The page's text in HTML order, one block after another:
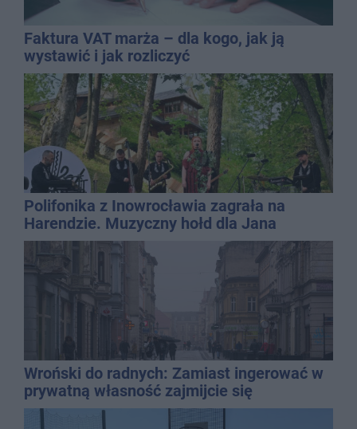
Faktura VAT marża – dla kogo, jak ją
wystawić i jak rozliczyć
Polifonika z Inowrocławia zagrała na
Harendzie. Muzyczny hołd dla Jana
Kasprowicza
Wroński do radnych: Zamiast ingerować w
prywatną własność zajmijcie się
gospodarką